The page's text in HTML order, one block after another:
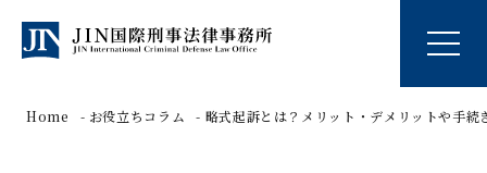
Home お役立ちコラム 略式起訴とは？メリット・デメリットや手続